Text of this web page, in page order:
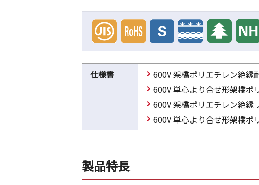
仕様書
600V 架橋ポリエチレン絶縁
600V 単心より合せ形架橋ポ
600V 架橋ポリエチレン絶縁
600V 単心より合せ形架橋ポ
製品特長